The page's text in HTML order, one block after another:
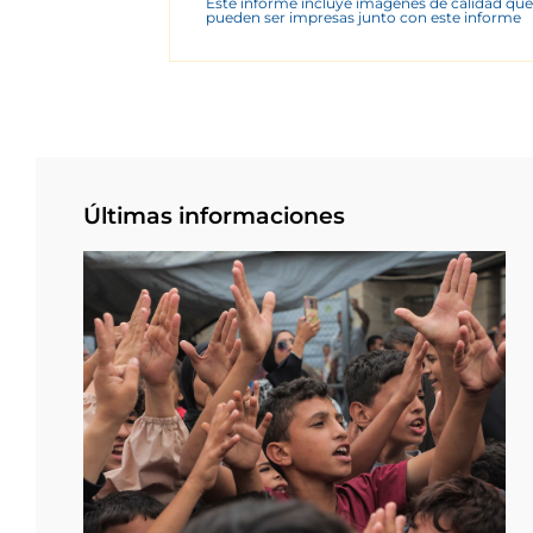
pueden ser impresas junto con este informe
Últimas informaciones